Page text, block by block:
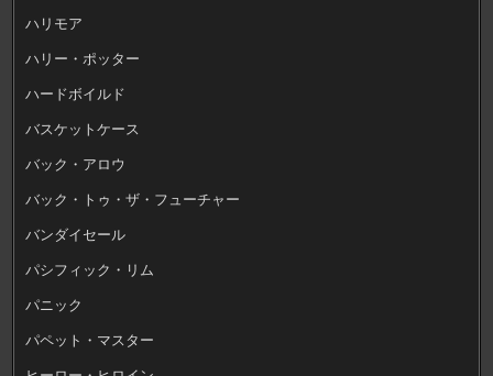
ハリモア
ハリー・ポッター
ハードボイルド
バスケットケース
バック・アロウ
バック・トゥ・ザ・フューチャー
バンダイセール
パシフィック・リム
パニック
パペット・マスター